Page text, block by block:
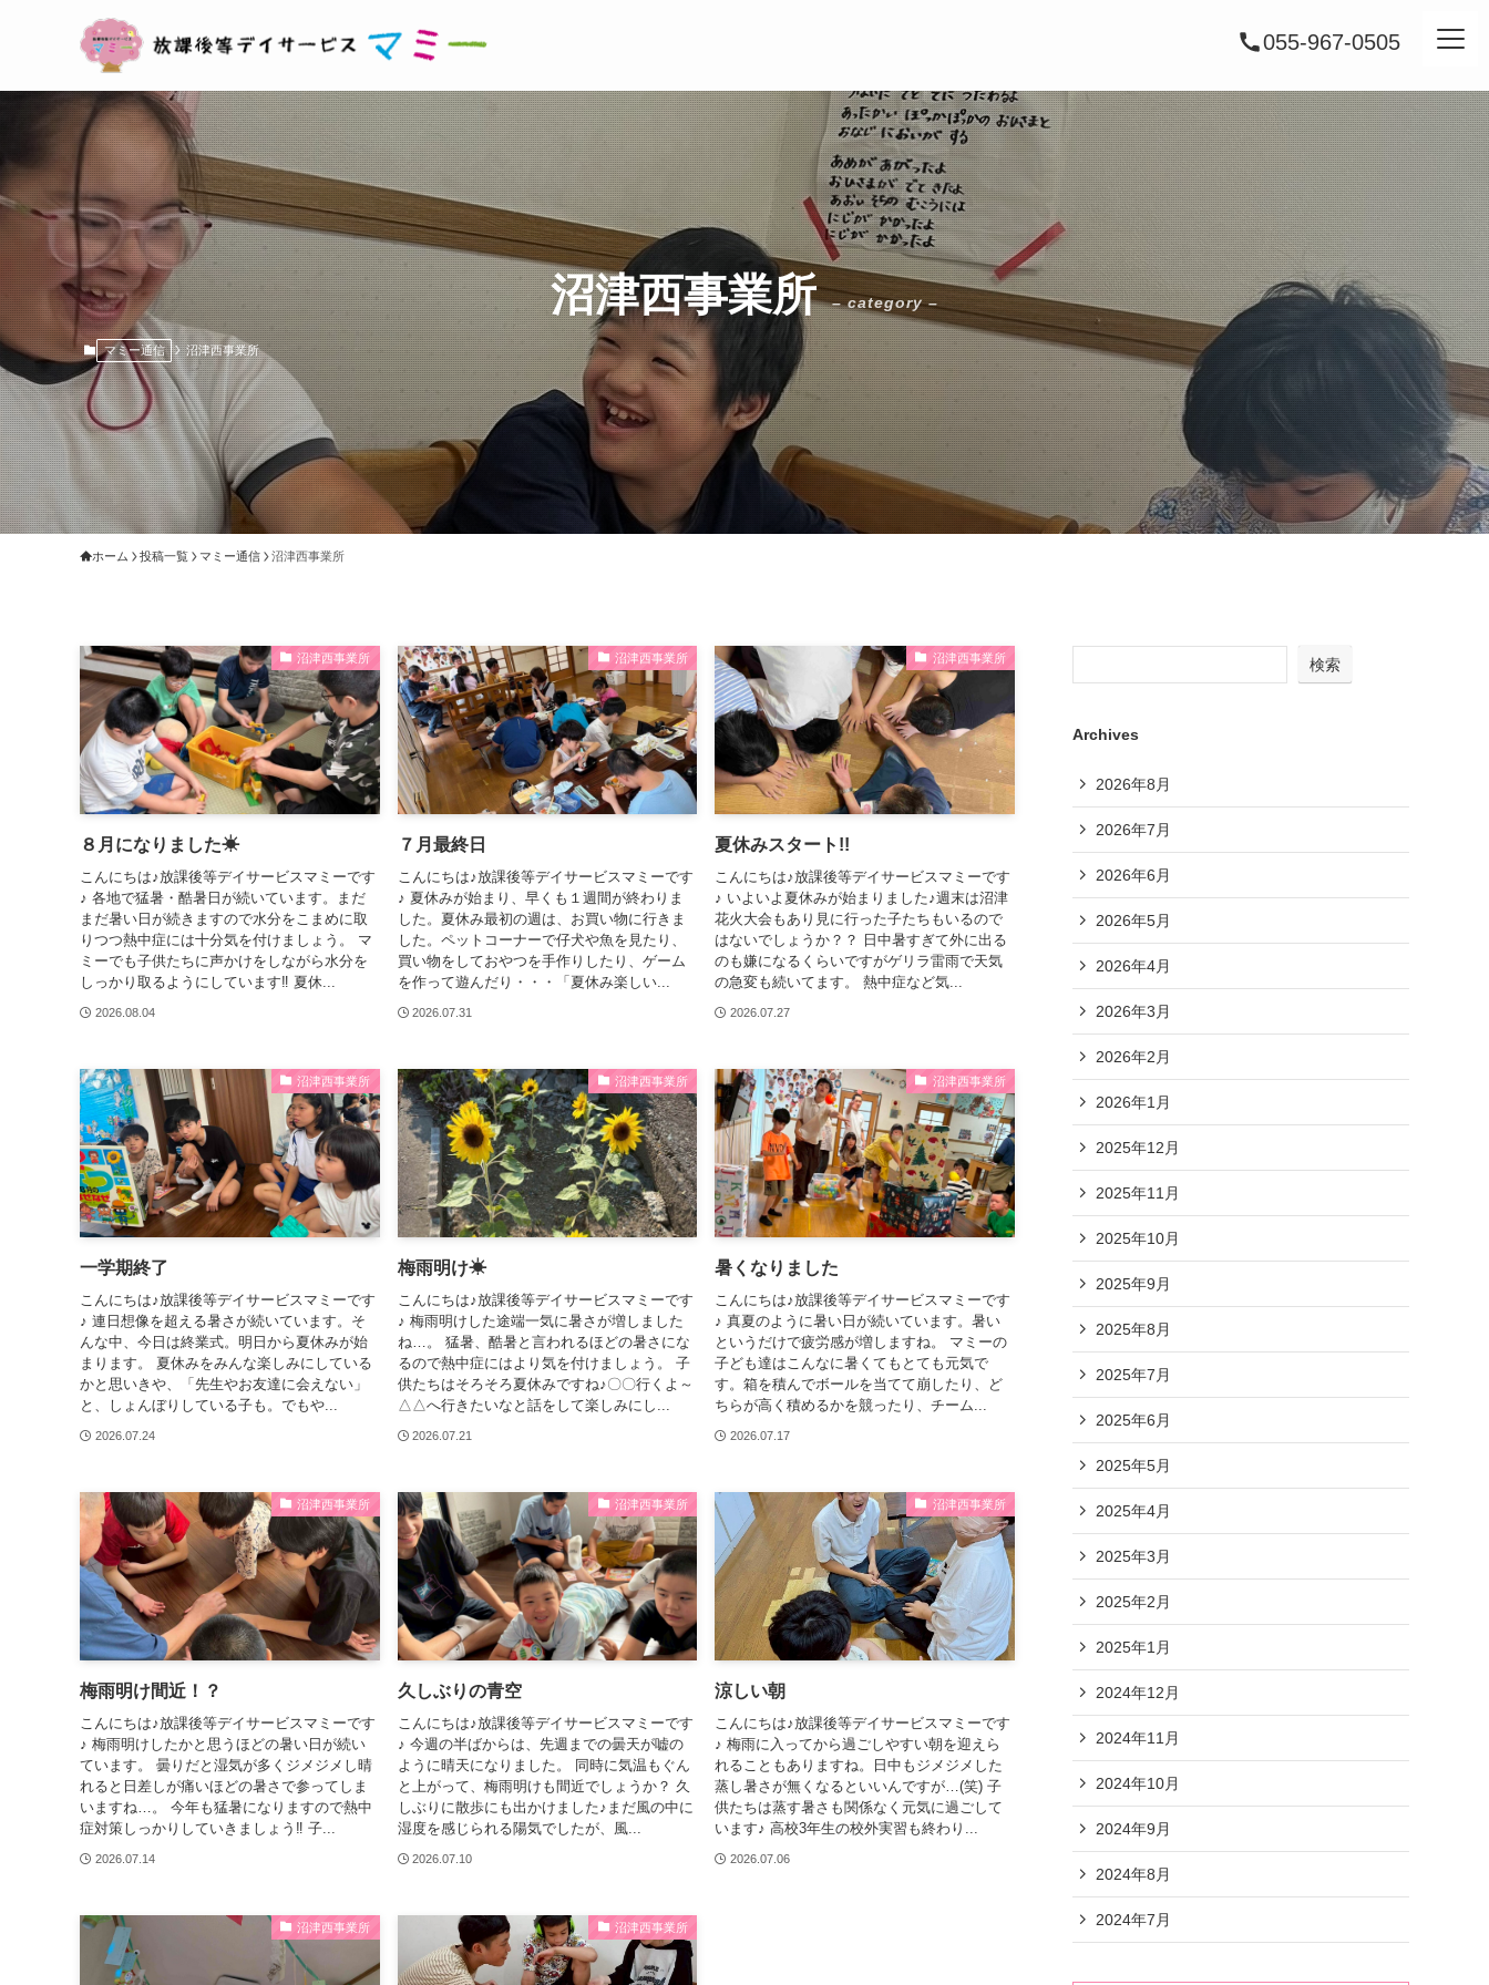
沼津西事業所 – category –
マミー通信 沼津西事業所
ホーム 投稿一覧 マミー通信 沼津西事業所
沼津西事業所
８月になりました☀
こんにちは♪放課後等デイサービスマミーです
♪ 各地で猛暑・酷暑日が続いています。まだ
まだ暑い日が続きますので水分をこまめに取
りつつ熱中症には十分気を付けましょう。 マ
ミーでも子供たちに声かけをしながら水分を
しっかり取るようにしています‼ 夏休...
2026.08.04
沼津西事業所
７月最終日
こんにちは♪放課後等デイサービスマミーです
♪ 夏休みが始まり、早くも１週間が終わりま
した。夏休み最初の週は、お買い物に行きま
した。ペットコーナーで仔犬や魚を見たり、
買い物をしておやつを手作りしたり、ゲーム
を作って遊んだり・・・「夏休み楽しい...
2026.07.31
沼津西事業所
夏休みスタート!!
こんにちは♪放課後等デイサービスマミーです
♪ いよいよ夏休みが始まりました♪週末は沼津
花火大会もあり見に行った子たちもいるので
はないでしょうか？？ 日中暑すぎて外に出る
のも嫌になるくらいですがゲリラ雷雨で天気
の急変も続いてます。 熱中症など気...
2026.07.27
沼津西事業所
一学期終了
こんにちは♪放課後等デイサービスマミーです
♪ 連日想像を超える暑さが続いています。そ
んな中、今日は終業式。明日から夏休みが始
まります。 夏休みをみんな楽しみにしている
かと思いきや、「先生やお友達に会えない」
と、しょんぼりしている子も。でもや...
2026.07.24
沼津西事業所
梅雨明け☀
こんにちは♪放課後等デイサービスマミーです
♪ 梅雨明けした途端一気に暑さが増しました
ね…。 猛暑、酷暑と言われるほどの暑さにな
るので熱中症にはより気を付けましょう。 子
供たちはそろそろ夏休みですね♪〇〇行くよ～
△△へ行きたいなと話をして楽しみにし...
2026.07.21
沼津西事業所
暑くなりました
こんにちは♪放課後等デイサービスマミーです
♪ 真夏のように暑い日が続いています。暑い
というだけで疲労感が増しますね。 マミーの
子ども達はこんなに暑くてもとても元気で
す。箱を積んでボールを当てて崩したり、ど
ちらが高く積めるかを競ったり、チーム...
2026.07.17
沼津西事業所
梅雨明け間近！？
こんにちは♪放課後等デイサービスマミーです
♪ 梅雨明けしたかと思うほどの暑い日が続い
ています。 曇りだと湿気が多くジメジメし晴
れると日差しが痛いほどの暑さで参ってしま
いますね…。 今年も猛暑になりますので熱中
症対策しっかりしていきましょう‼ 子...
2026.07.14
沼津西事業所
久しぶりの青空
こんにちは♪放課後等デイサービスマミーです
♪ 今週の半ばからは、先週までの曇天が嘘の
ように晴天になりました。 同時に気温もぐん
と上がって、梅雨明けも間近でしょうか？ 久
しぶりに散歩にも出かけました♪まだ風の中に
湿度を感じられる陽気でしたが、風...
2026.07.10
沼津西事業所
涼しい朝
こんにちは♪放課後等デイサービスマミーです
♪ 梅雨に入ってから過ごしやすい朝を迎えら
れることもありますね。日中もジメジメした
蒸し暑さが無くなるといいんですが…(笑) 子
供たちは蒸す暑さも関係なく元気に過ごして
います♪ 高校3年生の校外実習も終わり...
2026.07.06
沼津西事業所 沼津西事業所
検索
Archives
2026年8月
2026年7月
2026年6月
2026年5月
2026年4月
2026年3月
2026年2月
2026年1月
2025年12月
2025年11月
2025年10月
2025年9月
2025年8月
2025年7月
2025年6月
2025年5月
2025年4月
2025年3月
2025年2月
2025年1月
2024年12月
2024年11月
2024年10月
2024年9月
2024年8月
2024年7月
お問い合わせ
事業所案内
活動ブログ
マミーについて
放課後等デイサービスとは？
月間予定表・カリキュラム
パンフレット
ガイドライン（厚生労働省）
055-967-0505